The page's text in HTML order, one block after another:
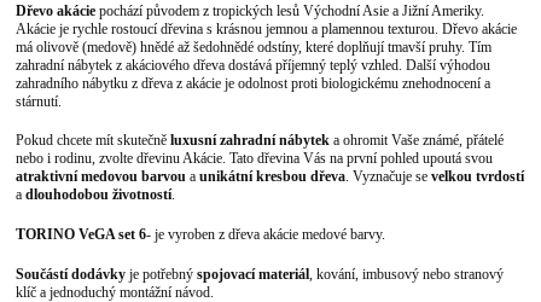
Dřevo akácie pochází původem z tropických lesů Východní Asie a Jižní Ameriky.
Akácie je rychle rostoucí dřevina s krásnou jemnou a plamennou texturou. Dřevo akácie
má olivově (medově) hnědé až šedohnědé odstíny, které doplňují tmavší pruhy. Tím
zahradní nábytek z akáciového dřeva dostává příjemný teplý vzhled. Další výhodou
zahradního nábytku z dřeva z akácie je odolnost proti biologickému znehodnocení a
stárnutí.
Pokud chcete mít skutečněluxusní zahradní nábytek a ohromit Vaše známé, přátelé
nebo i rodinu, zvolte dřevinu Akácie. Tato dřevina Vás na první pohled upoutá svou
atraktivní medovou barvou aunikátní kresbou dřeva. Vyznačuje sevelkou tvrdostí
adlouhodobou životností.
TORINO VeGA set 6- je vyroben z dřeva akácie medové barvy.
Součástí dodávky je potřebnýspojovací materiál , kování, imbusový nebo stranový
klíč a jednoduchý montážní návod.